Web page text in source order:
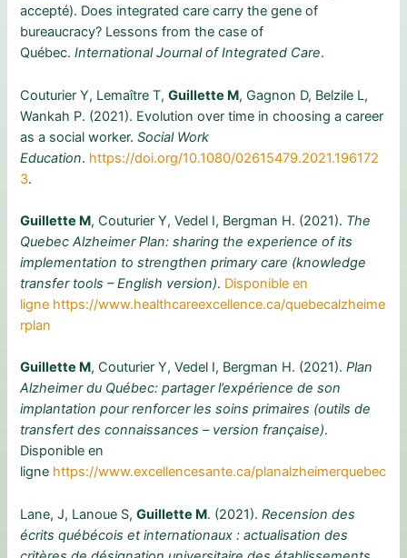
accepté). Does integrated care carry the gene of
bureaucracy? Lessons from the case of
Québec.International Journal of Integrated Care.
Couturier Y, Lemaître T,Guillette M, Gagnon D, Belzile L,
Wankah P. (2021). Evolution over time in choosing a career
as a social worker.Social Work
Education. https://doi.org/10.1080/02615479.2021.196172
3.
Guillette M, Couturier Y, Vedel I, Bergman H. (2021). The
Quebec Alzheimer Plan: sharing the experience of its
implementation to strengthen primary care (knowledge
transfer tools – English version). Disponible en
ligne https://www.healthcareexcellence.ca/quebecalzheime
rplan
Guillette M, Couturier Y, Vedel I, Bergman H. (2021).Plan
Alzheimer du Québec: partager l’expérience de son
implantation pour renforcer les soins primaires (outils de
transfert des connaissances – version française).
Disponible en
ligne https://www.excellencesante.ca/planalzheimerquebec
Lane, J, Lanoue S,Guillette M. (2021).Recension des
écrits québécois et internationaux : actualisation des